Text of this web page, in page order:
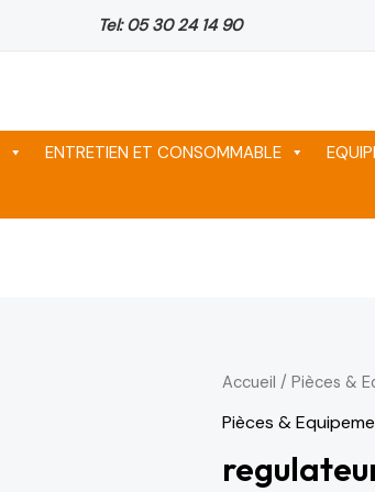
Tel: 05 30 24 14 90
ENTRETIEN ET CONSOMMABLE
Accueil / Pièces &
Pièces &
Le
prix
quantité
de
fourche